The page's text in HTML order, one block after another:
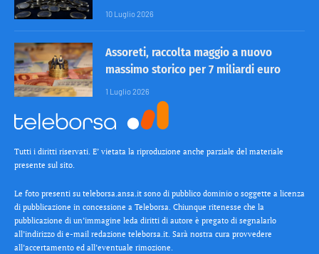
10 Luglio 2026
Assoreti, raccolta maggio a nuovo
massimo storico per 7 miliardi euro
1 Luglio 2026
Tutti i diritti riservati. E’ vietata la riproduzione anche parziale del materiale
presente sul sito.
Le foto presenti su teleborsa.ansa.it sono di pubblico dominio o soggette a licenza
di pubblicazione in concessione a Teleborsa. Chiunque ritenesse che la
pubblicazione di un’immagine leda diritti di autore è pregato di segnalarlo
all’indirizzo di e-mail redazione teleborsa.it. Sarà nostra cura provvedere
all’accertamento ed all’eventuale rimozione.